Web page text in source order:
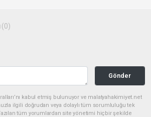
(0)
Gönder
kabul etmiş bulunuyor ve malatyahakimiyet.net
ilgili doğrudan veya dolaylı tüm sorumluluğu tek
tüm yorumlardan site yönetimi hiçbir şekilde